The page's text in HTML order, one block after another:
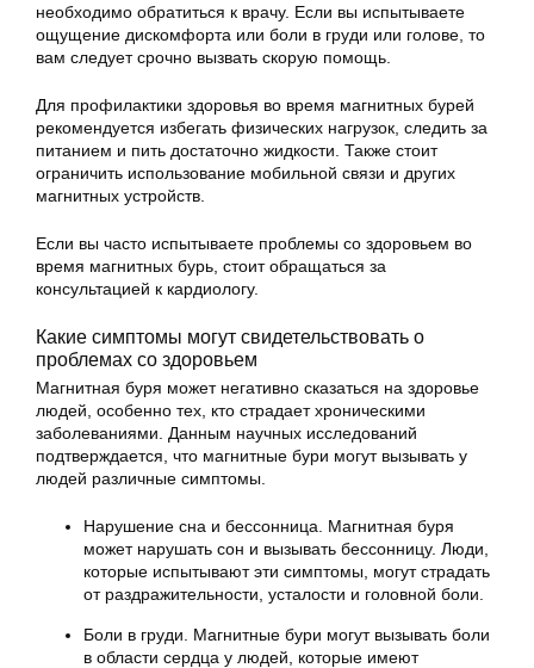
необходимо обратиться к врачу. Если вы испытываете
ощущение дискомфорта или боли в груди или голове, то
вам следует срочно вызвать скорую помощь.
Для профилактики здоровья во время магнитных бурей
рекомендуется избегать физических нагрузок, следить за
питанием и пить достаточно жидкости. Также стоит
ограничить использование мобильной связи и других
магнитных устройств.
Если вы часто испытываете проблемы со здоровьем во
время магнитных бурь, стоит обращаться за
консультацией к кардиологу.
Какие симптомы могут свидетельствовать о
проблемах со здоровьем
Магнитная буря может негативно сказаться на здоровье
людей, особенно тех, кто страдает хроническими
заболеваниями. Данным научных исследований
подтверждается, что магнитные бури могут вызывать у
людей различные симптомы.
Нарушение сна и бессонница. Магнитная буря
может нарушать сон и вызывать бессонницу. Люди,
которые испытывают эти симптомы, могут страдать
от раздражительности, усталости и головной боли.
Боли в груди. Магнитные бури могут вызывать боли
в области сердца у людей, которые имеют